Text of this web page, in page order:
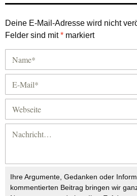
Deine E-Mail-Adresse wird nicht
Felder sind mit* markiert
Ihre Argumente, Gedanken oder
kommentierten Beitrag bringen wir